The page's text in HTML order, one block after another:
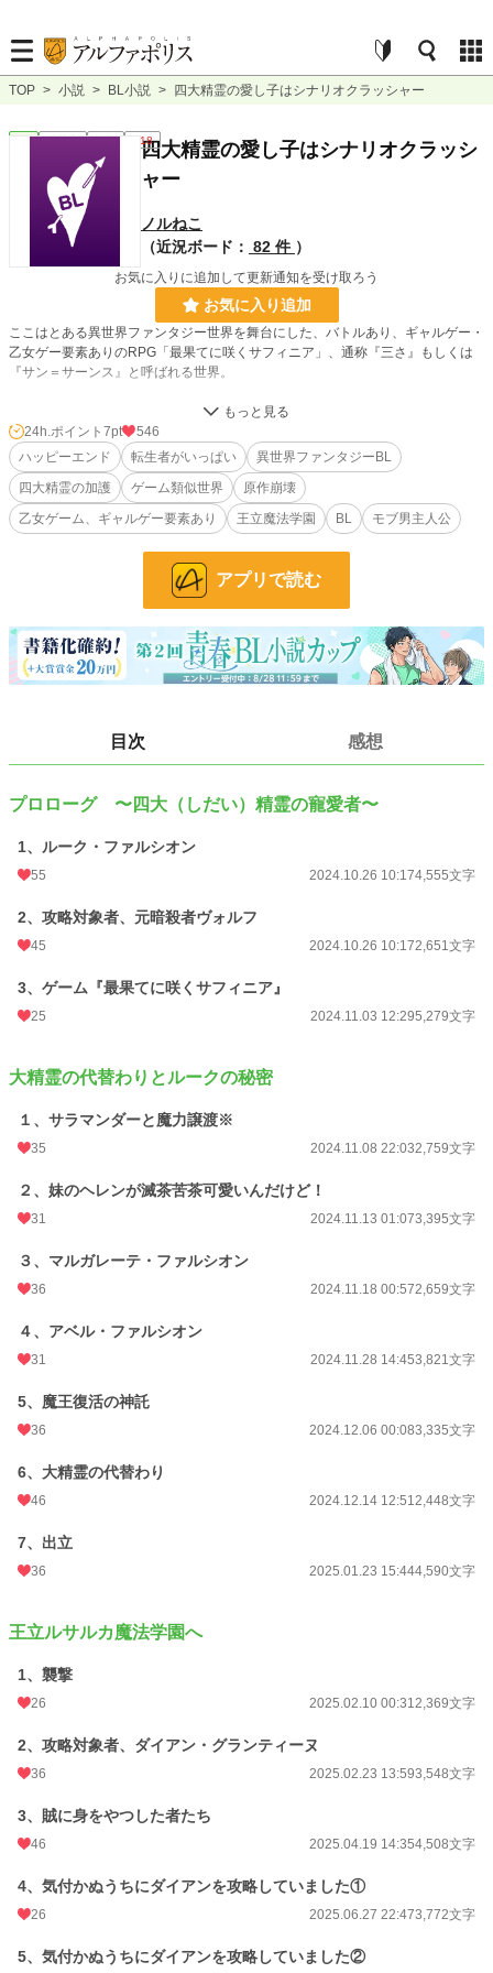
TOP > 小説 > BL小説 > 四大精霊の愛し子はシナリオクラッシャー
BL 連載中 長編 R18
四大精霊の愛し子はシナリオクラッシ
ャー
ノルねこ
（近況ボード： 82 件 ）
お気に入りに追加して更新通知を受け取ろう
お気に入り追加
ここはとある異世界ファンタジー世界を舞台にした、バトルあり、ギャルゲー・
乙女ゲー要素ありのRPG「最果てに咲くサフィニア」、通称『三さ』もしくは
『サン＝サーンス』と呼ばれる世界。
その世界に生を受けた辺境伯の嫡男ルーク・ファルシオンは転生者ーーーではな
い。そう、ルークは攻略対象者でもなく、隠しキャラでもなく、モブですらなか
った。
ゲームに登場しているのかすらもあやふやな存在のルークだが、なぜか生まれた
時から四大精霊（火のサラマンダー、風のシルフ、水のウンディーネ、地のノー
ム）に懐かれており、精霊の力を借りて辺境領にある魔獣が棲む常闇の森で子供
の頃から戦ってきたため、柔かな態度や丁寧な言葉遣い、母親似の美麗な相貌に
似合わず、荒事にすぐ顔を突っ込むような脳筋に育っていた。
十五歳になり、王都にある王立ルサルカ魔法学園に入るため、ゲームの攻略対象
者である侍従（記憶なし）とともに出向いたルークは、なぜか行く先々で無自覚
に登場人物たちに執着され、その結果、本来攻略対象者が行うはずのもろもろの
事件に巻き込まれ、ゲームのシナリオを崩壊させていく。
（前世の記憶あり）の目線でおおくりします。
大精霊×ルーク（攻めが変わる時もあります）
ムーンライトノベルズさんでも公開しています。こちらの方が完全版。
※18禁、残酷な描写は保険です。
24h.ポイント
更新日時 2025.07.02 13:44
初回公開日時 2024.10.26 10:17
累計ポイント
24h.ポイント 7pt
546
ハッピーエンド
転生者がいっぱい
異世界ファンタジーBL
四大精霊の加護
ゲーム類似世界
原作崩壊
乙女ゲーム、ギャルゲー要素あり
王立魔法学園 BL モブ男主人公
アプリで読む
目次 感想
プロローグ 〜四大（しだい）精霊の寵愛者〜
1、ルーク・ファルシオン
55 2024.10.26 10:174,555文字
2、攻略対象者、元暗殺者ヴォルフ
45 2024.10.26 10:172,651文字
3、ゲーム『最果てに咲くサフィニア』
25 2024.11.03 12:295,279文字
大精霊の代替わりとルークの秘密
１、サラマンダーと魔力譲渡※
35 2024.11.08 22:032,759文字
２、妹のヘレンが滅茶苦茶可愛いんだけど！
31 2024.11.13 01:073,395文字
３、マルガレーテ・ファルシオン
36 2024.11.18 00:572,659文字
４、アベル・ファルシオン
31 2024.11.28 14:453,821文字
5、魔王復活の神託
36 2024.12.06 00:083,335文字
6、大精霊の代替わり
46 2024.12.14 12:512,448文字
7、出立
36 2025.01.23 15:444,590文字
王立ルサルカ魔法学園へ
1、襲撃
26 2025.02.10 00:312,369文字
2、攻略対象者、ダイアン・グランティーヌ
36 2025.02.23 13:593,548文字
3、賊に身をやつした者たち
46 2025.04.19 14:354,508文字
4、気付かぬうちにダイアンを攻略していました①
26 2025.06.27 22:473,772文字
5、気付かぬうちにダイアンを攻略していました②